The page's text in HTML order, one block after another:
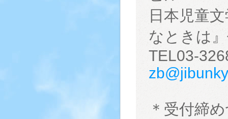
日本児童
なときは
TEL03-
＊受付締